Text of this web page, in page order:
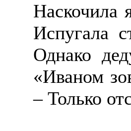
Наскочила
Испугала
Однако
«Иваном
– Только